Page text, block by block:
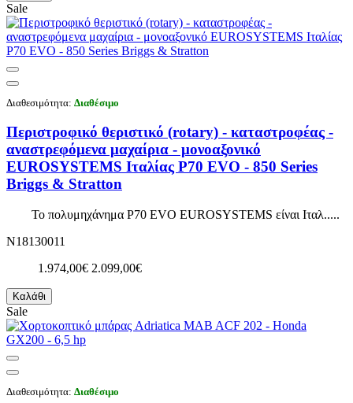
Sale
Διαθεσιμότητα: Διαθέσιμο
Περιστροφικό θεριστικό (rotary) - καταστροφέας -
αναστρεφόμενα μαχαίρια - μονοαξονικό
EUROSYSTEMS Ιταλίας P70 EVO - 850 Series
Briggs & Stratton
Το πολυμηχάνημα P70 EVO EUROSYSTEMS είναι Ιταλ.....
N18130011
1.974,00€ 2.099,00€
Καλάθι
Sale
Διαθεσιμότητα: Διαθέσιμο